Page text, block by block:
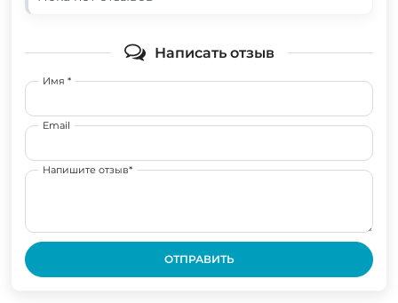
Написать отзыв
Имя *
Email
Напишите отзыв*
ОТПРАВИТЬ